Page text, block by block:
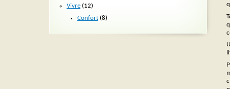
Vivre(12)
Confort(8)